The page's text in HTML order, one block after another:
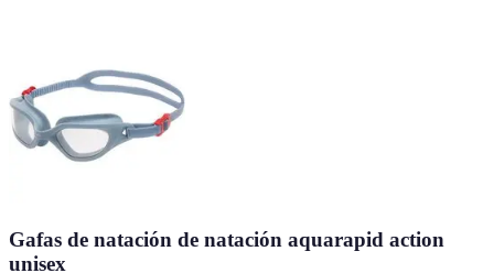
Gafas de natación de natación aquarapid action
unisex